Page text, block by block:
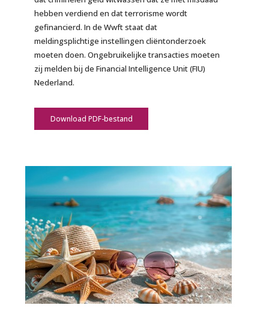
hebben verdiend en dat terrorisme wordt
gefinancierd. In de Wwft staat dat
meldingsplichtige instellingen cliëntonderzoek
moeten doen. Ongebruikelijke transacties moeten
zij melden bij de Financial Intelligence Unit (FIU)
Nederland.
Download PDF-bestand